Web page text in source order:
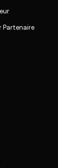
Partenaire